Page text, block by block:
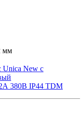
мм
Unica New с
380В IP44 TDM